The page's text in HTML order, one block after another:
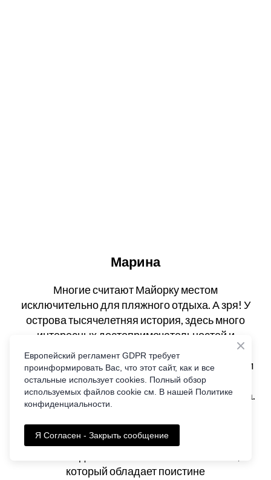
Марина
Многие считают Майорку местом
исключительно для пляжного отдыха. А зря! У
острова тысячелетняя история, здесь много
интересных достопримечательностей и
природных красот. Чтобы в короткие сроки
познакомится со всеми чудесами Майорки, Вам
придётся потратить много времени и усилий.
Гораздо проще заказать частного экскурсовода.
Мы так и поступили. Нашли сайт ГидМайорка,
заказали экскурсии и... получили массу
удовольствия от пребывания на острове.
который обладает поистине
Европейский регламент GDPR требует
проинформировать Вас, что этот сайт, как и все
остальные использует cookies. Полный обзор
используемых файлов cookie см. В нашей Политике
конфиденциальности.
Я Согласен - Закрыть сообщение